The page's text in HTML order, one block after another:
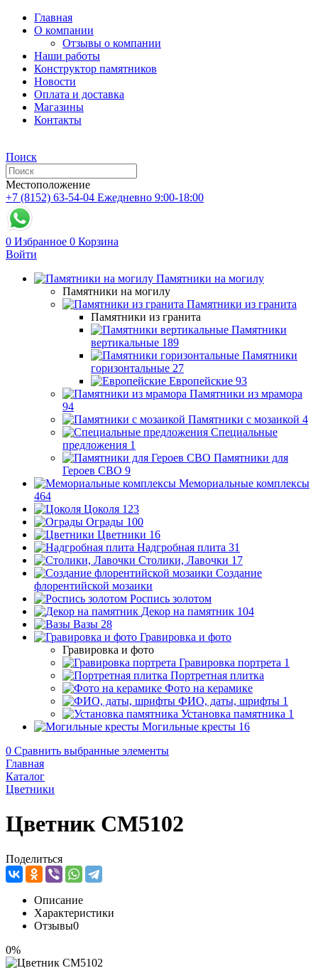
Главная
О компании
Отзывы о компании
Наши работы
Конструктор памятников
Новости
Оплата и доставка
Магазины
Контакты
Поиск
Местоположение
+7 (8152) 63-54-04 Ежедневно 9:00-18:00
0 Избранное 0 Корзина
Войти
Памятники на могилу
Памятники на могилу
Памятники из гранита
Памятники из гранита
Памятники
вертикальные 189
Памятники
горизонтальные 27
Европейские 93
Памятники из мрамора
94
Памятники с мозаикой 4
Специальные
предложения 1
Памятники для
Героев СВО 9
Мемориальные комплексы
464
Цоколя 123
Ограды 100
Цветники 16
Надгробная плита 31
Столики, Лавочки 17
Создание
флорентийской мозаики
Роспись золотом
Декор на памятник 104
Вазы 28
Гравировка и фото
Гравировка и фото
Гравировка портрета 1
Портретная плитка
Фото на керамике
ФИО, даты, шрифты 1
Установка памятника 1
Могильные кресты 16
0 Сравнить выбранные элементы
Главная
Каталог
Цветники
Цветник CM5102
Поделиться
Описание
Характеристики
Отзывы0
0%